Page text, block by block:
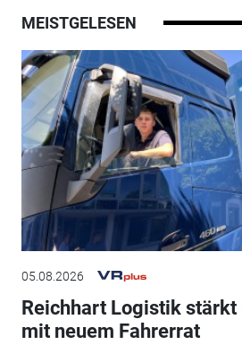
MEISTGELESEN
05.08.2026
Reichhart Logistik stärkt
mit neuem Fahrerrat